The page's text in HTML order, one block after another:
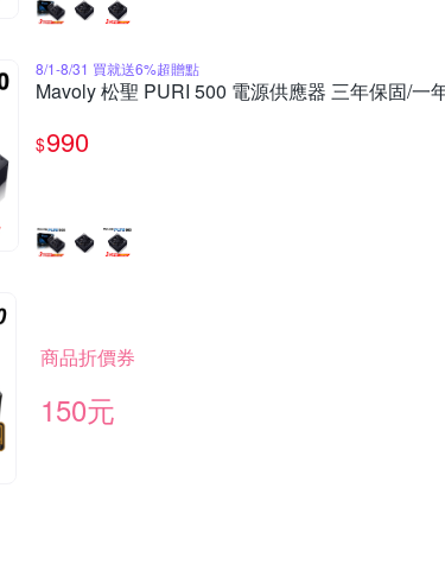
8/1-8/31 買就送6%超贈點
Mavoly 松聖 PURI 500 電源供應器 三年保固/一
$990
商品折價券
150元